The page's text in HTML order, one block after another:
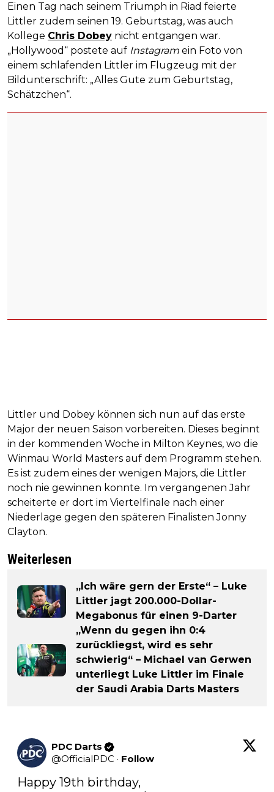
Einen Tag nach seinem Triumph in Riad feierte
Littler zudem seinen 19. Geburtstag, was auch
Kollege Chris Dobey nicht entgangen war.
„Hollywood“ postete auf Instagram ein Foto von
einem schlafenden Littler im Flugzeug mit der
Bildunterschrift: „Alles Gute zum Geburtstag,
Schätzchen“.
Littler und Dobey können sich nun auf das erste
Major der neuen Saison vorbereiten. Dieses beginnt
in der kommenden Woche in Milton Keynes, wo die
Winmau World Masters auf dem Programm stehen.
Es ist zudem eines der wenigen Majors, die Littler
noch nie gewinnen konnte. Im vergangenen Jahr
scheiterte er dort im Viertelfinale nach einer
Niederlage gegen den späteren Finalisten Jonny
Clayton.
Weiterlesen
„Ich wäre gern der Erste“ – Luke
Littler jagt 200.000-Dollar-
Megabonus für einen 9-Darter
„Wenn du gegen ihn 0:4
zurückliegst, wird es sehr
schwierig“ – Michael van Gerwen
unterliegt Luke Littler im Finale
der Saudi Arabia Darts Masters
PDC Darts
@OfficialPDC · Follow